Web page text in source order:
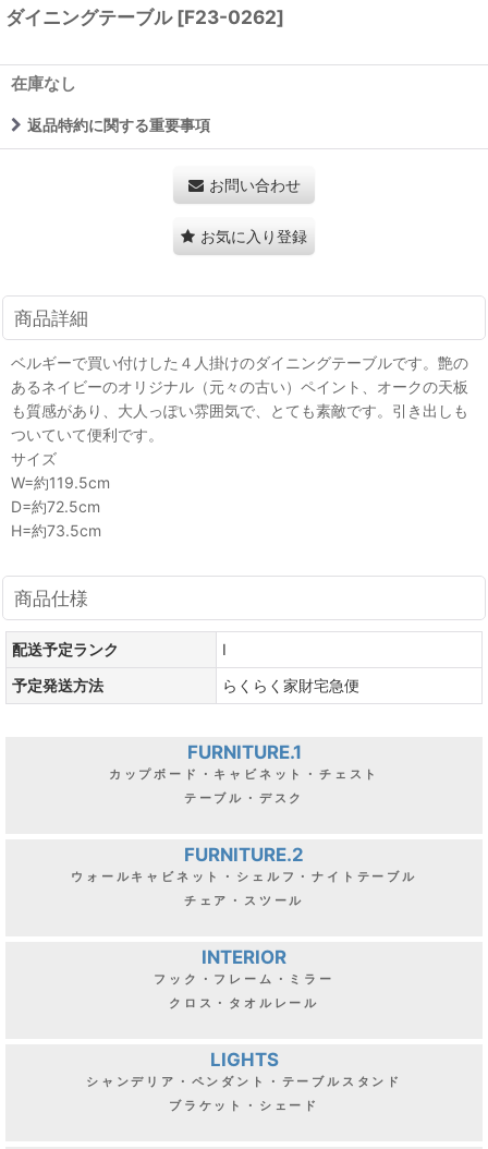
ダイニングテーブル [F23-0262]
在庫なし
返品特約に関する重要事項
お問い合わせ
お気に入り登録
商品詳細
ベルギーで買い付けした４人掛けのダイニングテーブルです。艶の
あるネイビーのオリジナル（元々の古い）ペイント、オークの天板
も質感があり、大人っぽい雰囲気で、とても素敵です。引き出しも
ついていて便利です。
サイズ
W=約119.5cm
D=約72.5cm
H=約73.5cm
商品仕様
配送予定ランク
I
予定発送方法
らくらく家財宅急便
FURNITURE.1
カップボード・キャビネット・チェスト
テーブル・デスク
FURNITURE.2
ウォールキャビネット・シェルフ・ナイトテーブル
チェア・スツール
INTERIOR
フック・フレーム・ミラー
クロス・タオルレール
LIGHTS
シャンデリア・ペンダント・テーブルスタンド
ブラケット・シェード